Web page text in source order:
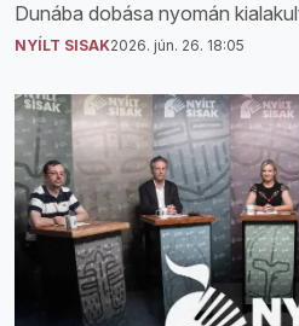
Dunába dobása nyomán
NYÍLT SISAK2026. jún. 26. 18:05